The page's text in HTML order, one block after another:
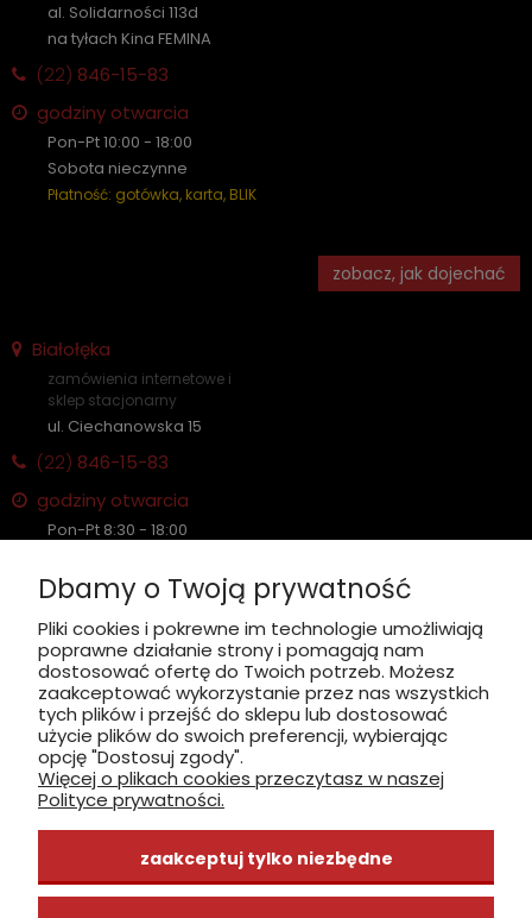
al. Solidarności 113d
na tyłach Kina FEMINA
(22) 846-15-83
godziny otwarcia
Pon-Pt 10:00 - 18:00
Sobota nieczynne
Płatność: gotówka, karta, BLIK
zobacz, jak dojechać
Białołęka
zamówienia internetowe i
sklep stacjonarny
ul. Ciechanowska 15
(22) 846-15-83
godziny otwarcia
Pon-Pt 8:30 - 18:00
Płatność: gotówka, karta, BLIK
zobacz, jak dojechać
INFORMACJE
ZAKUPY
Dbamy o Twoją prywatność
Pliki cookies i pokrewne im technologie umożliwiają
poprawne działanie strony i pomagają nam
dostosować ofertę do Twoich potrzeb. Możesz
zaakceptować wykorzystanie przez nas wszystkich
tych plików i przejść do sklepu lub dostosować
użycie plików do swoich preferencji, wybierając
opcję "Dostosuj zgody".
Więcej o plikach cookies przeczytasz w naszej
Polityce prywatności.
zaakceptuj tylko niezbędne